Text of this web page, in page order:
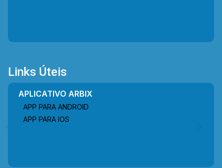
Links Úteis
APLICATIVO ARBIX
APP PARA ANDROID
APP PARA IOS